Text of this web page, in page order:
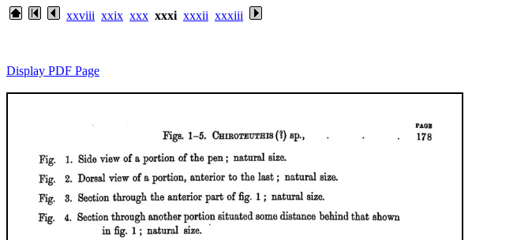
xxviii xxix xxx xxxi xxxii xxxiii
Display PDF Page